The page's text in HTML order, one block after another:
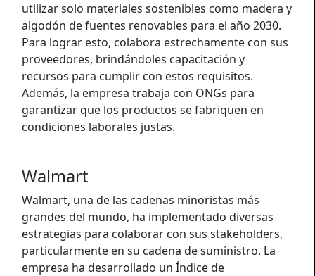
utilizar solo materiales sostenibles como madera y
algodón de fuentes renovables para el año 2030.
Para lograr esto, colabora estrechamente con sus
proveedores, brindándoles capacitación y
recursos para cumplir con estos requisitos.
Además, la empresa trabaja con ONGs para
garantizar que los productos se fabriquen en
condiciones laborales justas.
Walmart
Walmart, una de las cadenas minoristas más
grandes del mundo, ha implementado diversas
estrategias para colaborar con sus stakeholders,
particularmente en su cadena de suministro. La
empresa ha desarrollado un Índice de